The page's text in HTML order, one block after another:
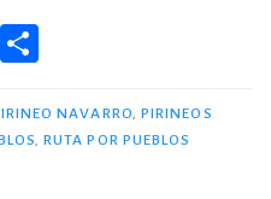
m
p
NAVARRO PIRINEOS
,RUTA POR PUEBLOS